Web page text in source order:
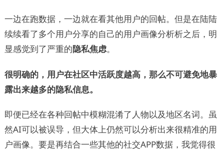
一边在跑数据，一边就在看其他用户的回帖。但是在陆陆
续续看了多个用户分享的自己的用户画像分析析之后，明
显感觉到了严重的隐私焦虑。
很明确的，用户在社区中活跃度越高，那么不可避免地暴
露出来越多的隐私信息。
即便已经在各种回帖中模糊混淆了人物以及地区名词。虽
然AI可以被误导，但大体上仍然可以分析出来很精准的用
户画像。要是再结合一些其他的社交APP数据，我觉得很